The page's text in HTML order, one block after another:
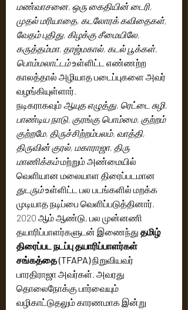
மண்வாசனை, ஒரு கைதியின் டைரி,
முதல் மரியாதை, கடலோரக் கவிதைகள்,
வேதம் புதிது, கிழக்கு சீமையிலே,
கருத்தம்மா, தாஜ்மகால், கடல் பூக்கள்,
பொம்மலாட்டம் உள்ளிட்ட எண்ணற்ற
காலத்தால் அழியாத படைப்புகளை அவர்
வழங்கியுள்ளார்.
நடிகராகவும் ஆயுத எழுத்து, ரெட்டை சுழி,
பாண்டிய நாடு, குரங்கு பொம்மை, குற்றம்
குற்றமே, திருச்சிற்றம்பலம், வாத்தி,
திருவின் குரல், மகாராஜா, திரு
மாணிக்கம் மற்றும் அண்மையில்
வெளியான மலையாள திரைப்படமான
துடரும் உள்ளிட்ட பல படங்களில் மறக்க
முடியாத நடிப்பை வெளிப்படுத்தினார்.
2020 ஆம் ஆண்டு, பல முன்னணி
தயாரிப்பாளர்களுடன் இணைந்து தமிழ்
திரைப்பட நடப்பு தயாரிப்பாளர்கள்
சங்கத்தை (TFAPA) நிறுவியவர்
பாரதிராஜா அவர்கள். அவரது
தொலைநோக்கு பார்வையும்
வழிகாட்டுதலும் காரணமாக இன்று